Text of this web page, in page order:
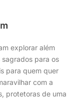
explorar além
para os
para quem quer
com a
protetoras de uma